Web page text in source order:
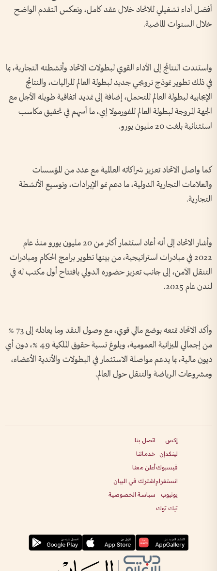
أفضل أداء تشغيلي للاتحاد خلال عقد كامل، وتعكس التقدم الواضح
خلال السنوات الماضية.
واستندت النتائج إلى الأداء القوي لبطولات الاتحاد وأنشطته التجارية، بما
في ذلك تطوير نموذج ترويجي جديد لبطولة العالم للراليات، والنتائج
الإيجابية لبطولة العالم للتحمل، إضافة إلى تمديد اتفاقية طويلة الأجل مع
الجهة المروجة لبطولة العالم للفورمولا إي، ما أسهم في تحقيق مكاسب
استثنائية بلغت 20 مليون يورو.
كما واصل الاتحاد تعزيز شراكاته العالمية مع عدد من المؤسسات
والعلامات التجارية الدولية، ما دعم نمو الإيرادات، وتوسيع الأنشطة
التجارية.
وأشار الاتحاد إلى أنه أعاد استثمار أكثر من 20 مليون يورو منذ عام
2022 في مبادرات استراتيجية، من بينها تطوير برامج الحكام ومبادرات
التنقل الآمن، إلى جانب تعزيز حضوره الدولي بافتتاح أول مكتب له في
لندن عام 2025.
وأكد الاتحاد تمتعه بوضع مالي قوي، مع وصول النقد وما يعادله إلى 73 %
من إجمالي الميزانية العمومية، وبلوغ نسبة حقوق الملكية 49 %، دون أي
ديون مالية، بما يدعم مواصلة الاستثمار في البطولات والأندية الأعضاء،
ومشروعات الرياضة والتنقل حول العالم.
إكس
لينكدإن
فيسبوك
انستغرام
يوتيوب
تيك توك
اتصل بنا
خدماتنا
أعلن معنا
اشترك في البيان
سياسة الخصوصية